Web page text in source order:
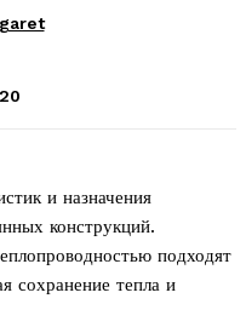
и назначения
конструкций.
подходят
сохранение тепла и